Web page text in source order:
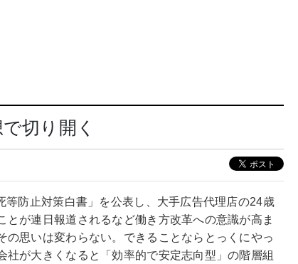
切り開く
防止対策白書」を公表し、大手広告代理店の24歳
が連日報道されるなど働き方改革への意識が高ま
思いは変わらない。できることならとっくにやっ
が大きくなると「効率的で安定志向型」の階層組